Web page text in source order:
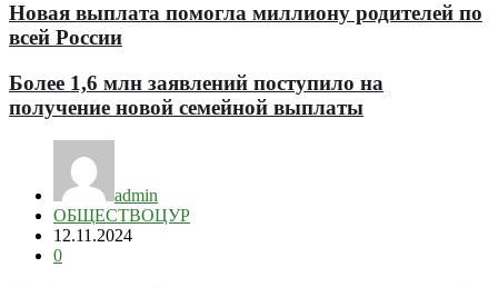
Новая выплата помогла миллиону родителей по
всей России
Более 1,6 млн заявлений поступило на
получение новой семейной выплаты
admin
ОБЩЕСТВОЦУР
12.11.2024
0